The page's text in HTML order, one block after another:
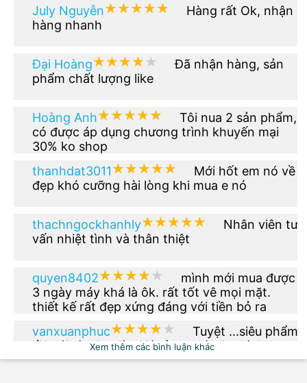
July Nguyễn★★★★★
★★★★★
Hàng rất Ok, nhận
hàng nhanh
Đại Hoàng★★★★★
★★★★★
Đã nhận hàng, sản
phẩm chất lượng like
Hoàng Anh★★★★★
★★★★★
Tôi nua 2 sản phẩm,
có được áp dụng chương trình khuyến mại
30% ko shop
thanhdat3011★★★★★
★★★★★
Mới hốt em nó về
đẹp khó cưỡng hài lòng khi mua e nó
thachngockhanhly★★★★★
★★★★★
Nhân viên tư
vấn nhiệt tình và thân thiệt
quyen8402★★★★★
★★★★★
mình mới mua được
3 ngày máy khá là ôk. rất tốt vê mọi mặt.
thiết kế rất đẹp xứng đáng với tiền bỏ ra
vanxuanphuc★★★★★
★★★★★
Tuyệt ...siêu phẩm
rồi nói gì nữa giờ. Giá rẻ hơn tí nữa thì OK.
Xem thêm các bình luận khác